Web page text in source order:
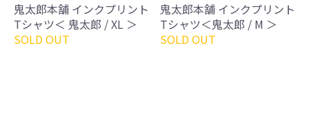
鬼太郎本舗 インクプリント
Tシャツ＜ 鬼太郎 / XL ＞
SOLD OUT
鬼太郎本舗 インクプリント
Tシャツ＜鬼太郎 / M ＞
SOLD OUT